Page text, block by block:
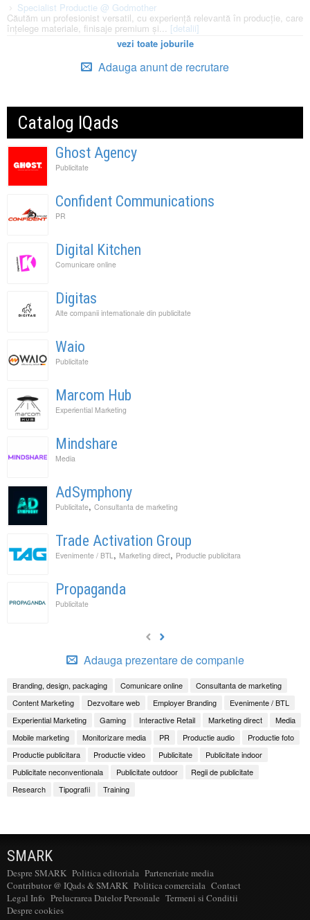
Specialist Productie @ Godmother
Căutăm un profesionist versatil, cu experiență relevantă în producție, care
înțelege materiale, finisaje premium și... [detalii]
vezi toate joburile
Adauga anunt de recrutare
Catalog IQads
Ghost Agency
Publicitate
Confident Communications
PR
Digital Kitchen
Comunicare online
Digitas
Alte companii internationale din publicitate
Waio
Publicitate
Marcom Hub
Experiential Marketing
Mindshare
Media
AdSymphony
Publicitate, Consultanta de marketing
Trade Activation Group
Evenimente / BTL, Marketing direct, Productie publicitara
Propaganda
Publicitate
Adauga prezentare de companie
Branding, design, packaging Comunicare online
Consultanta de marketing
Content Marketing
Dezvoltare web Employer Branding
Evenimente / BTL
Experiential Marketing
Gaming Interactive Retail Marketing direct
Media
Mobile marketing
Monitorizare media PR Productie audio
Productie foto
Productie publicitara
Productie video Publicitate
Publicitate indoor
Publicitate neconventionala
Publicitate outdoor
Regii de publicitate
Research
Tipografii Training
SMARK
Despre SMARK Politica editoriala Parteneriate media
Contributor @ IQads & SMARK Politica comerciala Contact
Legal Info Prelucrarea Datelor Personale Termeni si Conditii
Despre cookies